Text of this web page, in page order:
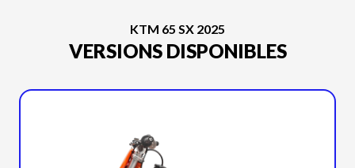
KTM 65 SX 2025
VERSIONS DISPONIBLES